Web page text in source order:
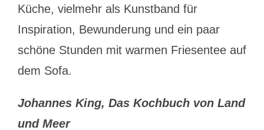
Küche, vielmehr als Kunstband für
Inspiration, Bewunderung und ein paar
schöne Stunden mit warmen Friesentee auf
dem Sofa.
Johannes King, Das Kochbuch von Land
und Meer